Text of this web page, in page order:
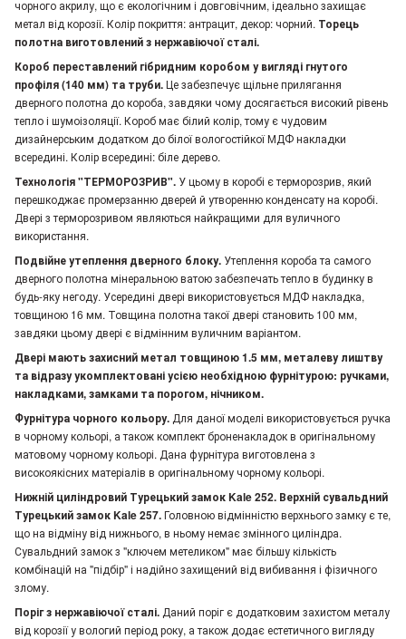
чорного акрилу, що є екологічним і довговічним, ідеально захищає
метал від корозії. Колір покриття: антрацит, декор: чорний. Торець
полотна виготовлений з нержавіючої сталі.
Короб переставлений гібридним коробом у вигляді гнутого
профіля (140 мм) та труби.Це забезпечує щільне прилягання
дверного полотна до короба, завдяки чому досягається високий рівень
тепло і шумоізоляції. Короб має білий колір, тому є чудовим
дизайнерським додатком до білої вологостійкої МДФ накладки
всередині. Колір всередині: біле дерево.
Технологія "ТЕРМОРОЗРИВ". У цьому в коробі є терморозрив, який
перешкоджає промерзанню дверей й утворенню конденсату на коробі.
Двері з терморозривом являються найкращими для вуличного
використання.
Подвійне утеплення дверного блоку. Утеплення короба та самого
дверного полотна мінеральною ватою забезпечать тепло в будинку в
будь-яку негоду. Усередині двері використовується МДФ накладка,
товщиною 16 мм. Товщина полотна такої двері становить 100 мм,
завдяки цьому двері є відмінним вуличним варіантом.
Двері мають захисний метал товщиною 1.5 мм, металеву лиштву
та відразу укомплектовані усією необхідною фурнітурою: ручками,
накладками, замками та порогом, нічником.
Фурнітура чорного кольору. Для даної моделі використовується ручка
в чорному кольорі, а також комплект броненакладок в оригінальному
матовому чорному кольорі. Дана фурнітура виготовлена з
високоякісних матеріалів в оригінальному чорному кольорі.
Нижній циліндровий Турецький замок Kale 252. Верхній сувальдний
Турецький замок Kale 257.Головною відмінністю верхнього замку є те,
що на відміну від нижнього, в ньому немає змінного циліндра.
Сувальдний замок з "ключем метеликом" має більшу кількість
комбінацій на "підбір" і надійно захищений від вибивання і фізичного
злому.
Поріг з нержавіючої сталі. Даний поріг є додатковим захистом металу
від корозії у вологий період року, а також додає естетичного вигляду